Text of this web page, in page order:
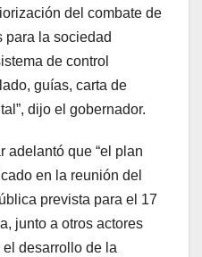
del combate de
para la sociedad
de control
guías, carta de
dijo el gobernador.
adelantó que “el plan
en la reunión del
prevista para el 17
junto a otros actores
desarrollo de la